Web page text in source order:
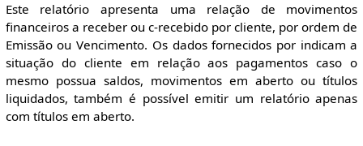
Este relatório apresenta uma relação de movimentos
financeiros a receber ou c-recebido por cliente, por ordem de
Emissão ou Vencimento. Os dados fornecidos por indicam a
situação do cliente em relação aos pagamentos caso o
mesmo possua saldos, movimentos em aberto ou títulos
liquidados, também é possível emitir um relatório apenas
com títulos em aberto.